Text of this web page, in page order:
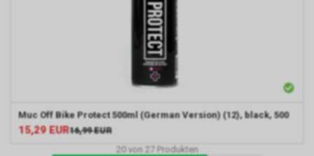
Muc Off Bike Protect 500ml (German Version) (12), black, 500
15,29 EUR16,99 EUR
20von 27Produkten